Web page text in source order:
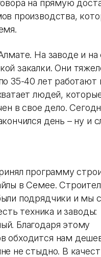
на прямую
производства,
На заводе и
закалки. Они
35-40 лет работают
людей,
в свое дело.
день – ну и
программу
в Семее.
подрядчики и мы
техника и заводы:
Благодаря этому
обходится нам
не стыдно. В